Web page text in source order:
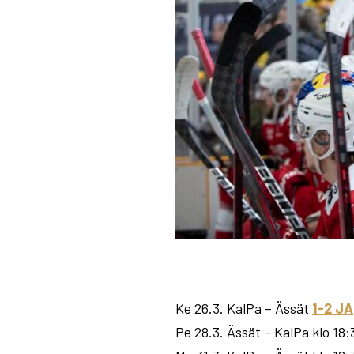
Ke 26.3. KalPa – Ässät 1-2 JA
Pe 28.3. Ässät – KalPa klo